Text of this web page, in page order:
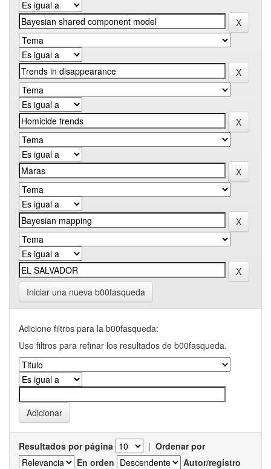
Iniciar una nueva b00fasqueda
Adicione filtros para la b00fasqueda:
Use filtros para refinar los resultados de b00fasqueda.
Resultados por página | Ordenar por
En orden
Autor/registro